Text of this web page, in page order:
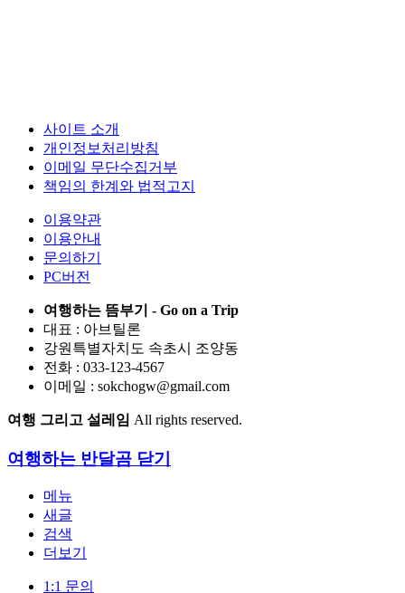
사이트 소개
개인정보처리방침
이메일 무단수집거부
책임의 한계와 법적고지
이용약관
이용안내
문의하기
PC버전
여행하는 뜸부기 - Go on a Trip
대표 : 아브틸론
강원특별자치도 속초시 조양동
전화 : 033-123-4567
이메일 : sokchogw@gmail.com
여행 그리고 설레임 All rights reserved.
여행하는 반달곰 닫기
메뉴
새글
검색
더보기
1:1 문의